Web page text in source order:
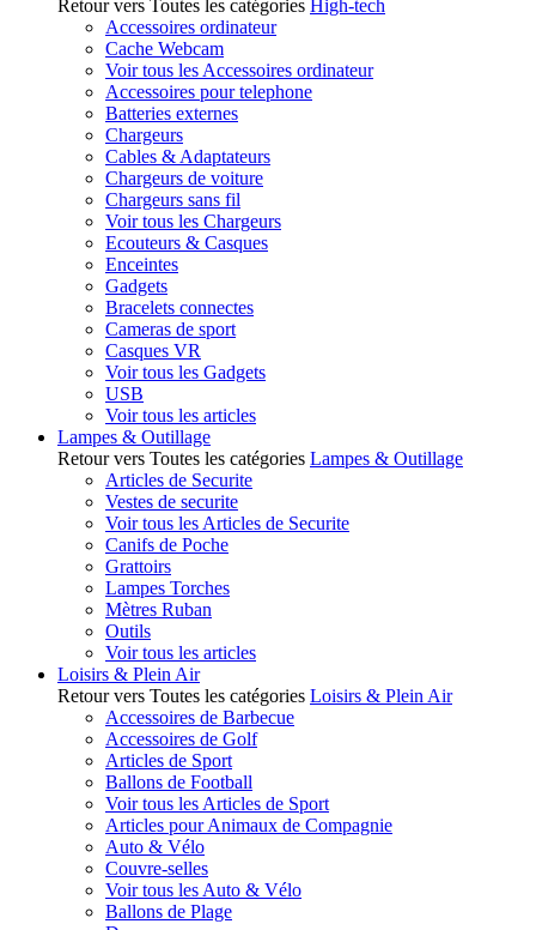
Retour vers Toutes les catégories High-tech
Accessoires ordinateur
Cache Webcam
Voir tous les Accessoires ordinateur
Accessoires pour telephone
Batteries externes
Chargeurs
Cables & Adaptateurs
Chargeurs de voiture
Chargeurs sans fil
Voir tous les Chargeurs
Ecouteurs & Casques
Enceintes
Gadgets
Bracelets connectes
Cameras de sport
Casques VR
Voir tous les Gadgets
USB
Voir tous les articles
Lampes & Outillage
Retour vers Toutes les catégories Lampes & Outillage
Articles de Securite
Vestes de securite
Voir tous les Articles de Securite
Canifs de Poche
Grattoirs
Lampes Torches
Mètres Ruban
Outils
Voir tous les articles
Loisirs & Plein Air
Retour vers Toutes les catégories Loisirs & Plein Air
Accessoires de Barbecue
Accessoires de Golf
Articles de Sport
Ballons de Football
Voir tous les Articles de Sport
Articles pour Animaux de Compagnie
Auto & Vélo
Couvre-selles
Voir tous les Auto & Vélo
Ballons de Plage